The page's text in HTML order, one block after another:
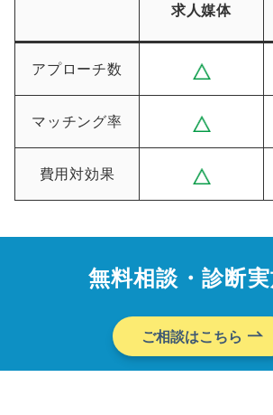
求人媒体
アプローチ数
マッチング率
費用対効果
無料相談・診断
ご相談はこちら